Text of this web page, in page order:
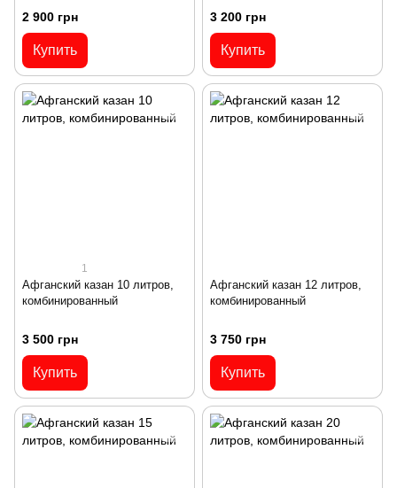
2 900 грн
Купить
3 200 грн
Купить
1
Афганский казан 10 литров,
комбинированный
3 500 грн
Купить
Афганский казан 12 литров,
комбинированный
3 750 грн
Купить